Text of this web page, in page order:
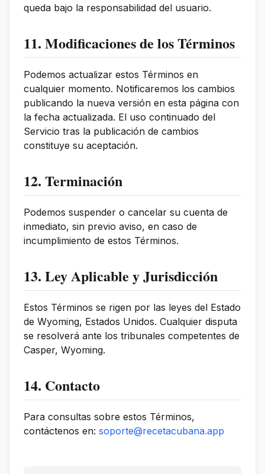
queda bajo la responsabilidad del usuario.
11. Modificaciones de los Términos
Podemos actualizar estos Términos en
cualquier momento. Notificaremos los cambios
publicando la nueva versión en esta página con
la fecha actualizada. El uso continuado del
Servicio tras la publicación de cambios
constituye su aceptación.
12. Terminación
Podemos suspender o cancelar su cuenta de
inmediato, sin previo aviso, en caso de
incumplimiento de estos Términos.
13. Ley Aplicable y Jurisdicción
Estos Términos se rigen por las leyes del Estado
de Wyoming, Estados Unidos. Cualquier disputa
se resolverá ante los tribunales competentes de
Casper, Wyoming.
14. Contacto
Para consultas sobre estos Términos,
contáctenos en: soporte@recetacubana.app